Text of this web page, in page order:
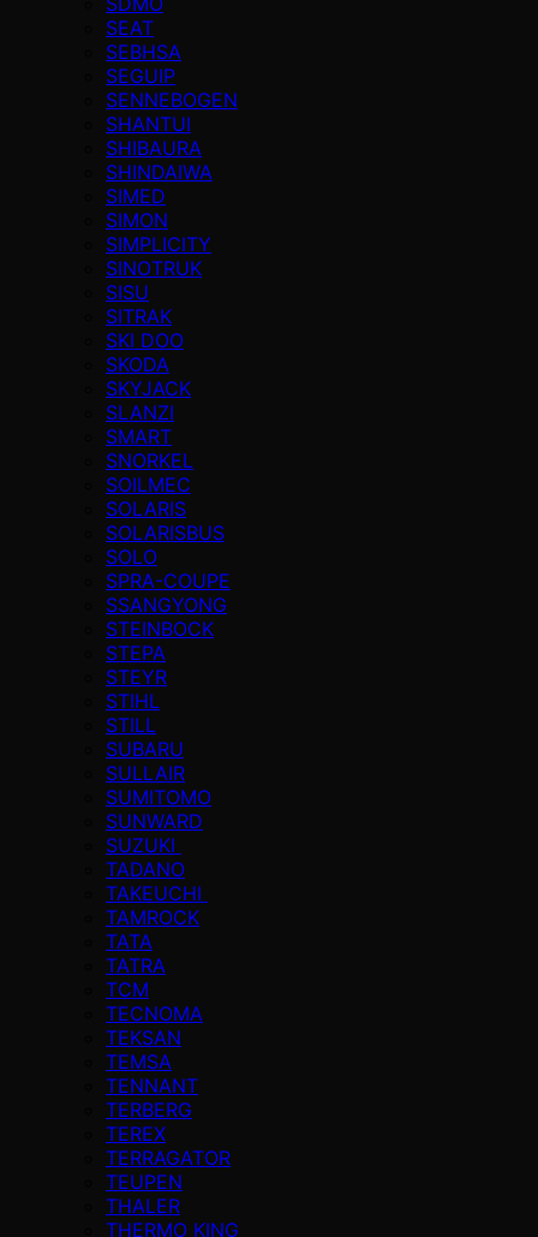
SEAT
SEBHSA
SEGUIP
SENNEBOGEN
SHANTUI
SHIBAURA
SHINDAIWA
SIMED
SIMON
SIMPLICITY
SINOTRUK
SISU
SITRAK
SKI DOO
SKODA
SKYJACK
SLANZI
SMART
SNORKEL
SOILMEC
SOLARIS
SOLARISBUS
SOLO
SPRA-COUPE
SSANGYONG
STEINBOCK
STEPA
STEYR
STIHL
STILL
SUBARU
SULLAIR
SUMITOMO
SUNWARD
SUZUKI
TADANO
TAKEUCHI
TAMROCK
TATA
TATRA
TCM
TECNOMA
TEKSAN
TEMSA
TENNANT
TERBERG
TEREX
TERRAGATOR
TEUPEN
THALER
THERMO KING